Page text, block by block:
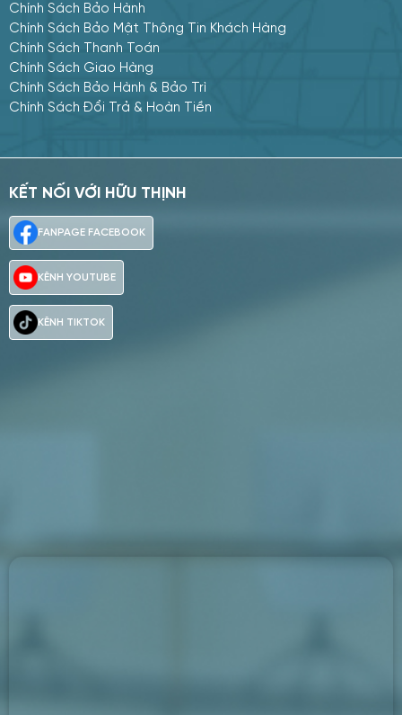
Chính Sách Bảo Hành
Chính Sách Bảo Mật Thông Tin Khách Hàng
Chính Sách Thanh Toán
Chính Sách Giao Hàng
Chính Sách Bảo Hành & Bảo Trì
Chính Sách Đổi Trả & Hoàn Tiền
KẾT NỐI VỚI HỮU THỊNH